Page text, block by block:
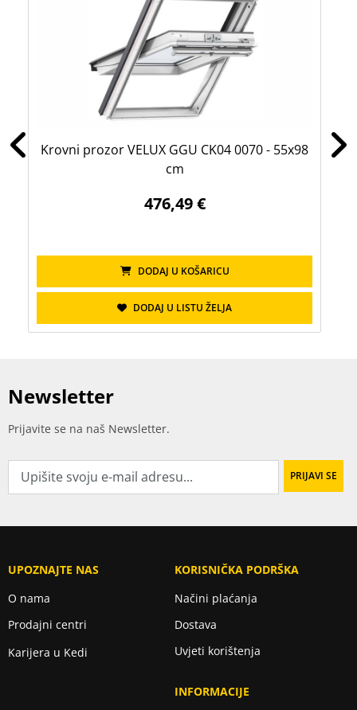
Krovni prozor VELUX GGU CK04 0070 - 55x98
cm
476,49 €
DODAJ U KOŠARICU
DODAJ U LISTU ŽELJA
Newsletter
Prijavite se na naš Newsletter.
UPOZNAJTE NAS
O nama
Prodajni centri
Karijera u Kedi
KORISNIČKA PODRŠKA
Načini plaćanja
Dostava
Uvjeti korištenja
INFORMACIJE